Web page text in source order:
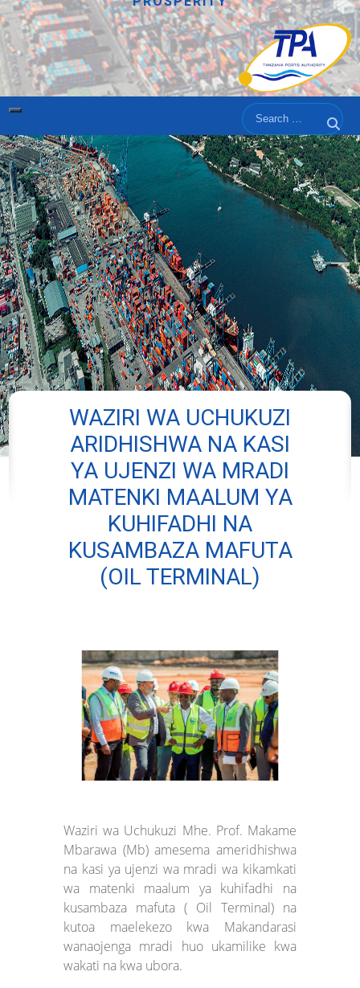
Search
WAZIRI WA UCHUKUZI
ARIDHISHWA NA KASI
YA UJENZI WA MRADI
MATENKI MAALUM YA
KUHIFADHI NA
KUSAMBAZA MAFUTA
(OIL TERMINAL)
Waziri wa Uchukuzi Mhe. Prof. Makame
Mbarawa (Mb) amesema ameridhishwa
na kasi ya ujenzi wa mradi wa kikamkati
wa matenki maalum ya kuhifadhi na
kusambaza mafuta ( Oil Terminal) na
kutoa maelekezo kwa Makandarasi
wanaojenga mradi huo ukamilike kwa
wakati na kwa ubora.